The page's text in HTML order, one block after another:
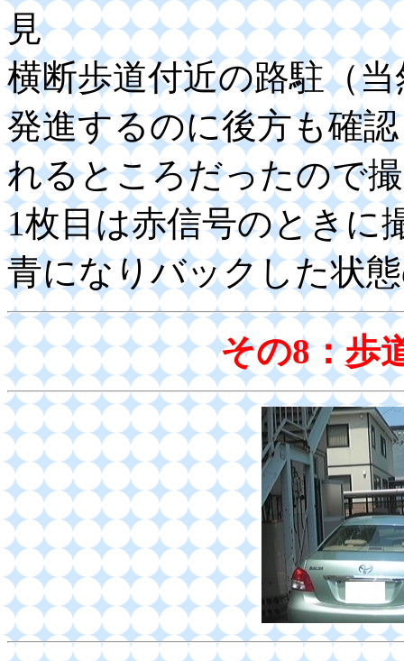
見
横断歩道付近の路駐（
発進するのに後方も確
れるところだったので
1枚目は赤信号のときに
青になりバックした状
その8：歩